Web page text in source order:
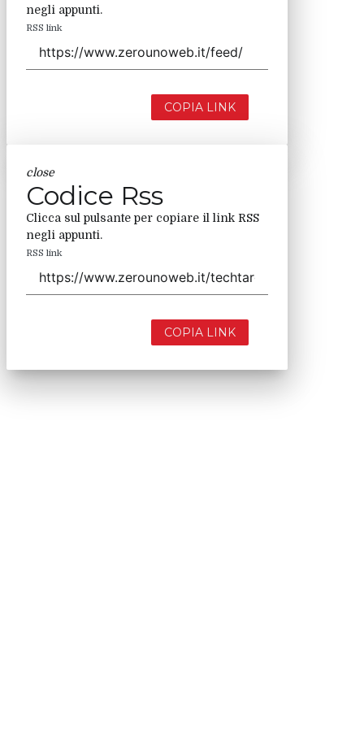
negli appunti.
RSS link
COPIA LINK
close
Codice Rss
Clicca sul pulsante per copiare il link RSS
negli appunti.
RSS link
COPIA LINK